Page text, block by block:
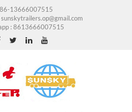
13666007515
sunskytrailers.op@gmail.com
:8613666007515